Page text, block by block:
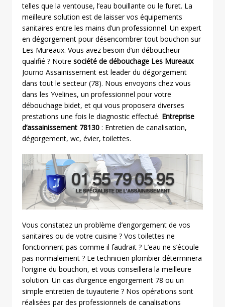
telles que la ventouse, l’eau bouillante ou le furet. La
meilleure solution est de laisser vos équipements
sanitaires entre les mains d’un professionnel. Un expert
en dégorgement pour désencombrer tout bouchon sur
Les Mureaux. Vous avez besoin d’un déboucheur
qualifié ? Notre société de débouchage Les Mureaux
Journo Assainissement est leader du dégorgement
dans tout le secteur (78). Nous envoyons chez vous
dans les Yvelines, un professionnel pour votre
débouchage bidet, et qui vous proposera diverses
prestations une fois le diagnostic effectué. Entreprise
d’assainissement 78130 : Entretien de canalisation,
dégorgement, wc, évier, toilettes.
Vous constatez un problème d’engorgement de vos
sanitaires ou de votre cuisine ? Vos toilettes ne
fonctionnent pas comme il faudrait ? L’eau ne s’écoule
pas normalement ? Le technicien plombier déterminera
l’origine du bouchon, et vous conseillera la meilleure
solution. Un cas d’urgence engorgement 78 ou un
simple entretien de tuyauterie ? Nos opérations sont
réalisées par des professionnels de canalisations